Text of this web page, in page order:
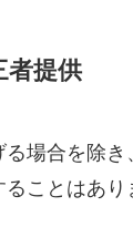
者提供
る場合を除
ことはあり